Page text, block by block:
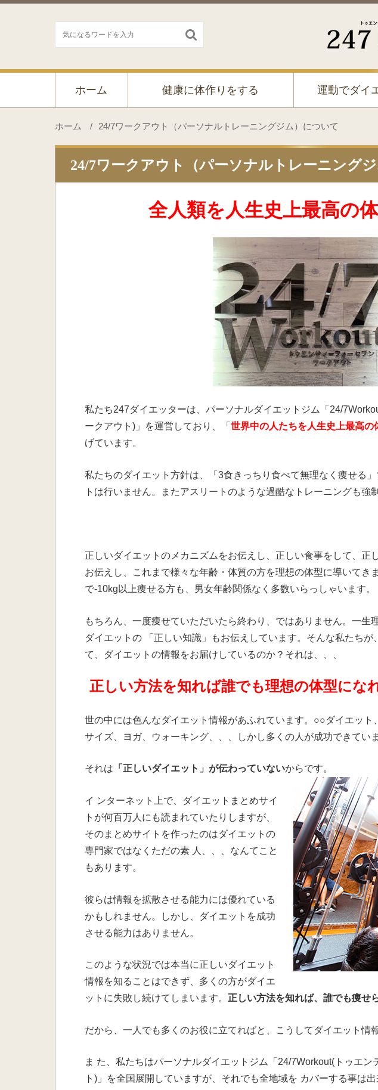

ホーム 健康に体作りをする 運動でダイ
ホーム / 24/7ワークアウト（パーソナルトレーニングジム）について
24/7ワークアウト（パーソナルトレーニング
全人類を人生史上最高の
私たち247ダイエッターは、パーソナルダイエットジム「24/
ークアウト)」を運営しており、「 世界中の人たちを人生史上最高の
げています。
私たちのダイエット方針は、「3食きっちり食べて無理なく痩せる
トは行いません。またアスリートのような過酷なトレーニングも強
正しいダイエットのメカニズムをお伝えし、正しい食事をして、
お伝えし、これまで様々な年齢・体質の方を理想の体型に導いてき
で-10kg以上痩せる方も、男女年齢関係なく多数いらっしゃいます。
もちろん、一度痩せていただいたら終わり、ではありません。一生
ダイエットの 「正しい知識」もお伝えしています。そんな私たちが
て、ダイエットの情報をお届けしているのか？それは、、、
正しい方法を知れば誰でも理想の体型にな
世の中には色んなダイエット情報があふれています。○○ダイエット
サイズ、ヨガ、ウォーキング、、、しかし多くの人が成功できてい
それは 「正しいダイエット」が伝わっていないからです。
イ ンターネット上で、ダイエットまとめサイ
トが何百万人にも読まれていたりしますが、
そのまとめサイトを作ったのはダイエットの
専門家ではなくただの素 人、、、なんてこと
もあります。
彼らは情報を拡散させる能力には優れている
かもしれません。しかし、ダイエットを成功
させる能力はありません。
このような状況では本当に正しいダイエット
情報を知ることはできず、多くの方がダイエ
ットに失敗し続けてしまいます。 正しい方法を知れば、誰でも痩せ
だから、一人でも多くのお役に立てればと、こうしてダイエット情
ま た、私たちはパーソナルダイエットジム「24/7Workout(トゥエン
ト)」を全国展開していますが、それでも全地域を カバーする事は出